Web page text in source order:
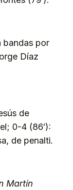
bandas por
Díaz
de
0-4 (86′):
de penalti.
Martín